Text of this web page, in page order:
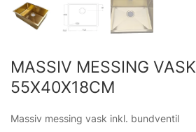
MASSIV MESSING VASK
55X40X18CM
Massiv messing vask inkl. bundventil